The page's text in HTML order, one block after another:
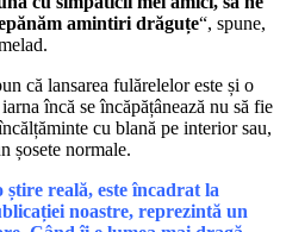
amintiri drăguțe“, spune,
că lansarea fulărelelor este și o
încă se încăpățânează nu să fie
cu blană pe interior sau,
șosete normale.
știre reală, este încadrat la
noastre, reprezintă un